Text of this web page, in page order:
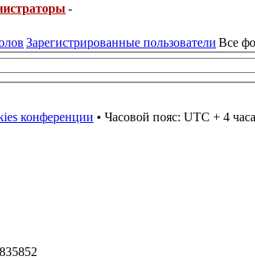
-
Зарегистрированные пользователи Все
конференции • Часовой пояс: UTC + 4 часа